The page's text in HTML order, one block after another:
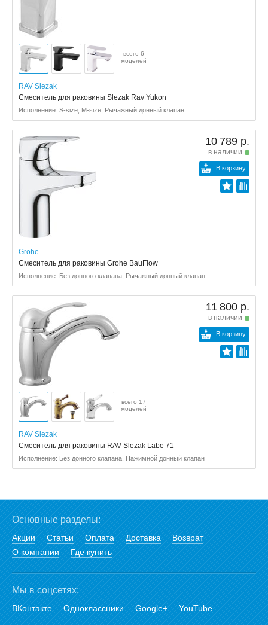
всего 6
моделей
RAV Slezak
Смеситель для раковины Slezak Rav Yukon
Исполнение: S-size, M-size, Рычажный донный клапан
10 789 р.
в наличии
В корзину
Grohe
Смеситель для раковины Grohe BauFlow
Исполнение: Без донного клапана, Рычажный донный клапан
11 800 р.
в наличии
В корзину
всего 17
моделей
RAV Slezak
Смеситель для раковины RAV Slezak Labe 71
Исполнение: Без донного клапана, Нажимной донный клапан
Основные разделы:
Акции Статьи Оплата Доставка
Возврат
О компании
Где купить
Мы в соцсетях:
ВКонтакте Одноклассники Google+ YouTube